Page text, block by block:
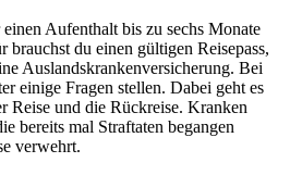
Aufenthalt bis zu sechs Monate
brauchst du einen gültigen Reisepass,
Auslandskrankenversicherung. Bei
einige Fragen stellen. Dabei geht es
Reise und die Rückreise. Kranken
bereits mal Straftaten begangen
verwehrt.